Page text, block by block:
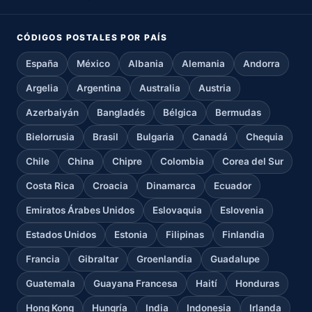
CÓDIGOS POSTALES POR PAÍS
España México Albania Alemania Andorra
Argelia Argentina Australia Austria
Azerbaiyán Bangladés Bélgica Bermudas
Bielorrusia Brasil Bulgaria Canadá Chequia
Chile China Chipre Colombia Corea del Sur
Costa Rica Croacia Dinamarca Ecuador
Emiratos Árabes Unidos Eslovaquia Eslovenia
Estados Unidos Estonia Filipinas Finlandia
Francia Gibraltar Groenlandia Guadalupe
Guatemala Guayana Francesa Haití Honduras
Hong Kong Hungría India Indonesia Irlanda